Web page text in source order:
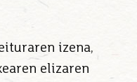
izena,
elizaren